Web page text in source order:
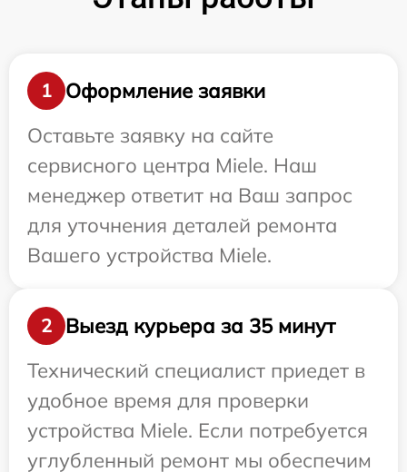
1
Оформление заявки
Оставьте заявку на сайте
сервисного центра Miele. Наш
менеджер ответит на Ваш запрос
для уточнения деталей ремонта
Вашего устройства Miele.
2
Выезд курьера за 35 минут
Технический специалист приедет в
удобное время для проверки
устройства Miele. Если потребуется
углубленный ремонт мы обеспечим